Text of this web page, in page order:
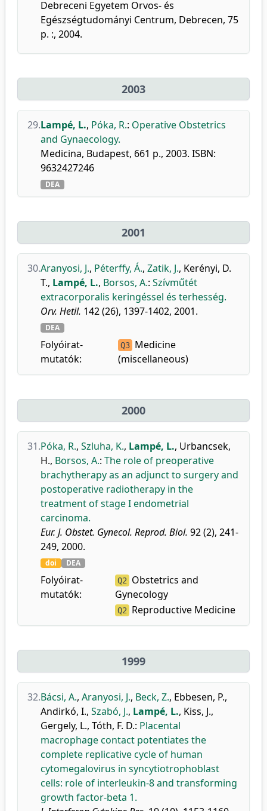
Debreceni Egyetem Orvos- és
Egészségtudományi Centrum, Debrecen, 75
p. :, 2004.
2003
29.Lampé, L., Póka, R.: Operative Obstetrics
and Gynaecology.
Medicina, Budapest, 661 p., 2003. ISBN:
9632427246
DEA
2001
30.Aranyosi, J., Péterffy, Á., Zatik, J., Kerényi, D.
T., Lampé, L., Borsos, A.: Szívműtét
extracorporalis keringéssel és terhesség.
Orv. Hetil. 142 (26), 1397-1402, 2001.
DEA
Folyóirat-
mutatók:
Q3 Medicine
(miscellaneous)
2000
31.Póka, R., Szluha, K., Lampé, L., Urbancsek,
H., Borsos, A.: The role of preoperative
brachytherapy as an adjunct to surgery and
postoperative radiotherapy in the
treatment of stage I endometrial
carcinoma.
Eur. J. Obstet. Gynecol. Reprod. Biol. 92 (2), 241-
249, 2000.
doi DEA
Folyóirat-
mutatók:
Q2
Obstetrics and
Gynecology
Q2 Reproductive Medicine
1999
32.Bácsi, A., Aranyosi, J., Beck, Z., Ebbesen, P.,
Andirkó, I., Szabó, J., Lampé, L., Kiss, J.,
Gergely, L., Tóth, F. D.: Placental
macrophage contact potentiates the
complete replicative cycle of human
cytomegalovirus in syncytiotrophoblast
cells: role of interleukin-8 and transforming
growth factor-beta 1.